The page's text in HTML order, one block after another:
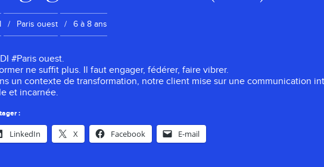
:Localisation :
Paris ouest Expérience :
6 à 8 ans
#Paris ouest.
ne suffit plus. Il faut engager, fédérer, faire vibrer.
un contexte de transformation, notre client mise sur une communication
et incarnée.
:
LinkedIn X Facebook E-mail